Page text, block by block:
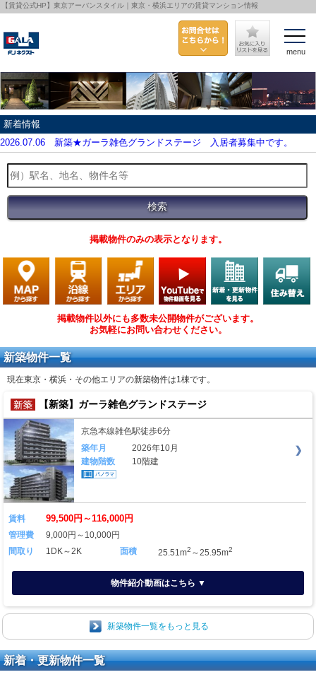
【賃貸公式HP】東京アーバンスタイル｜東京・横浜エリアの賃貸マンション情報
新着情報
2026.07.06 新築★ガーラ雑色グランドステージ 入居者募集中です。
掲載物件のみの表示となります。
掲載物件以外にも多数未公開物件がございます。
お気軽にお問い合わせください。
新築物件一覧
現在東京・横浜・その他エリアの新築物件は1棟です。
【新築】ガーラ雑色グランドステージ
京急本線雑色駅徒歩6分
築年月
2026年10月
建物階数
10階建
賃料 99,500円～116,000円
管理費
9,000円～10,000円
間取り
1DK～2K 面積 25.51m2 ～25.95m2
物件紹介動画はこちら ▼
新築物件一覧をもっと見る
新着・更新物件一覧
menu